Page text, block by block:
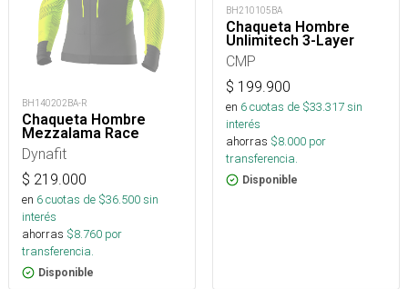
BH140202BA-R
Chaqueta Hombre
Mezzalama Race
Dynafit
$ 219.000
en 6cuotas de $36.500sin
interés
ahorras $8.760 por
transferencia.
Disponible
BH210105BA
Chaqueta Hombre
Unlimitech 3-Layer
CMP
$ 199.900
en 6cuotas de $33.317sin
interés
ahorras $8.000 por
transferencia.
Disponible